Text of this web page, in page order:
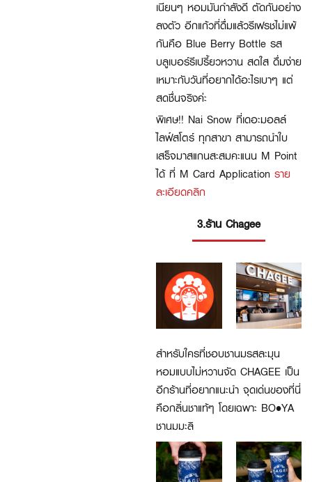
เนียนๆ หอมมันกำลังดี ตัดกันอย่าง
ลงตัว อีกแก้วที่ดื่มแล้วรีเฟรชไม่แพ้
กันคือ Blue Berry Bottle รส
บลูเบอร์รีเปรี้ยวหวาน สดใส ดื่มง่าย
เหมาะกับวันที่อยากได้อะไรเบาๆ แต่
สดชื่นจริงค่ะ
พิเศษ!! Nai Snow ที่เดอะมอลล์
ไลฟ์สโตร์ ทุกสาขา สามารถนำใบ
เสร็จมาสแกนสะสมคะแนน M Point
ได้ ที่ M Card Application ราย
ละเอียดคลิก
3.ร้าน Chagee
สำหรับใครที่ชอบชานมรสละมุน
หอมแบบไม่หวานจัด CHAGEE เป็น
อีกร้านที่อยากแนะนำ จุดเด่นของที่นี่
คือกลิ่นชาแท้ๆ โดยเฉพาะ BO•YA
ชานมมะลิ